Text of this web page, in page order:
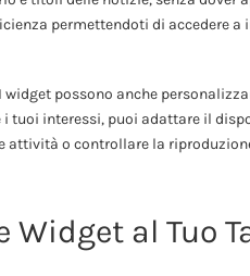
permettendoti di accedere
possono anche
tuoi interessi, puoi adattare il
attività o controllare la
Widget al Tuo